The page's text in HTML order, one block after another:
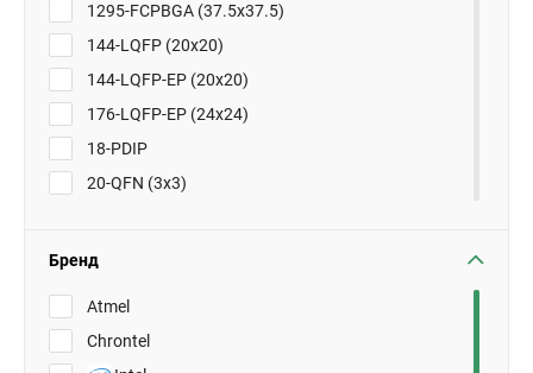
1295-FCPBGA (37.5x37.5)
144-LQFP (20x20)
144-LQFP-EP (20x20)
176-LQFP-EP (24x24)
18-PDIP
20-QFN (3x3)
Бренд
Atmel
Chrontel